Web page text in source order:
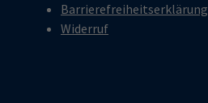
Barrierefreiheitserklärung
Widerruf